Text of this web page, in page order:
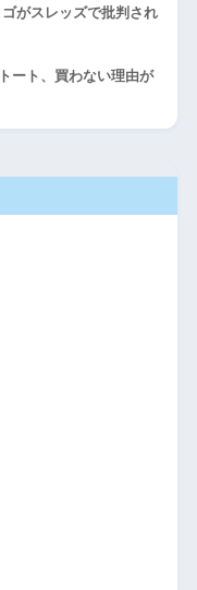
がスレッズで批判され
ート、買わない理由が